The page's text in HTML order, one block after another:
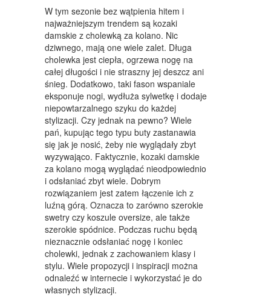
BIZNES ONLINE
BIŻUTERIA
DLA DZIECI
MEBLE
WYPOSAŻENIE WNĘTRZ
WYPOSAŻENIE ŁAZIENKI
ODZIEŻ
SPORT
ELEKTRONIKA, RTV, AGD
ART. DLA ZWIERZĄT
OGRÓD, ROŚLINY
CHEMIA
ART. SPOŻYWCZE
W tym sezonie bez wątpienia hitem i
najważniejszym trendem są kozaki
damskie z cholewką za kolano. Nic
dziwnego, mają one wiele zalet. Długa
cholewka jest ciepła, ogrzewa nogę na
całej długości i nie straszny jej deszcz ani
śnieg. Dodatkowo, taki fason wspaniale
eksponuje nogi, wydłuża sylwetkę i dodaje
niepowtarzalnego szyku do każdej
stylizacji. Czy jednak na pewno? Wiele
pań, kupując tego typu buty zastanawia
się jak je nosić, żeby nie wyglądały zbyt
wyzywająco. Faktycznie, kozaki damskie
za kolano mogą wyglądać nieodpowiednio
i odsłaniać zbyt wiele. Dobrym
rozwiązaniem jest zatem łączenie ich z
luźną górą. Oznacza to zarówno szerokie
swetry czy koszule oversize, ale także
szerokie spódnice. Podczas ruchu będą
nieznacznie odsłaniać nogę i koniec
cholewki, jednak z zachowaniem klasy i
stylu. Wiele propozycji i inspiracji można
odnaleźć w internecie i wykorzystać je do
własnych stylizacji.